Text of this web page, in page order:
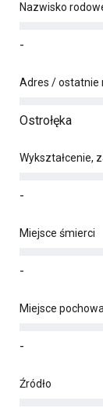
Nazwisko
-
Adres / ostatnie
Ostrołęka
Wykształcenie,
-
Miejsce śmierci
-
Miejsce
-
Źródło